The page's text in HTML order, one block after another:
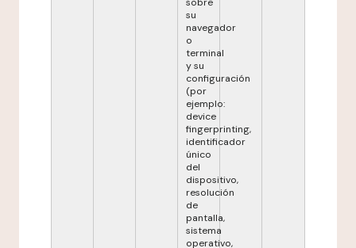
su
navegador
o
terminal
y su
configuración
(por
ejemplo:
device
fingerprinting,
identificador
único
del
dispositivo,
resolución
de
pantalla,
sistema
operativo,